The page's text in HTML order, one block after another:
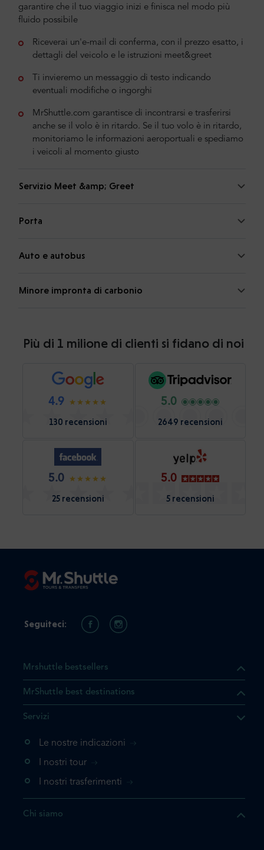
garantire che il tuo viaggio inizi e finisca nel modo più
fluido possibile
Riceverai un'e-mail di conferma, con il prezzo esatto, i
dettagli del veicolo e le istruzioni meet&greet
Ti invieremo un messaggio di testo indicando
eventuali modifiche o ingorghi
MrShuttle.com garantisce di incontrarsi e trasferirsi
anche se il volo è in ritardo. Se il tuo volo è in ritardo,
monitoriamo le informazioni aeroportuali e spediamo
i veicoli al momento giusto
Servizio Meet &amp; Greet
Porta
Auto e autobus
Minore impronta di carbonio
Più di 1 milione di clienti si fidano di noi
4.9
130 recensioni
5.0
2649 recensioni
5.0
25 recensioni
5.0
5 recensioni
il prodotto che state
nuovamente, la
Mrshuttle bestsellers
MrShuttle best destinations
Servizi
Le nostre indicazioni
I nostri tour
I nostri trasferimenti
Chi siamo
Seguiteci: